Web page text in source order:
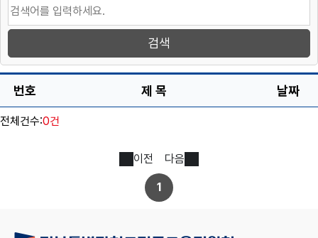
번호 제 목 날짜
전체건수:0건
이전
1
다음